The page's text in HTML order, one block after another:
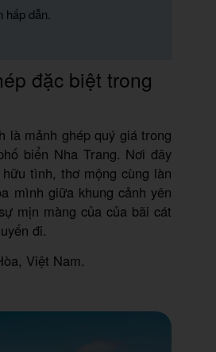
hấp dẫn.
đặc biệt trong
là mảnh ghép quý giá trong
biển Nha Trang. Nơi đây
tình, thơ mộng cùng làn
mình giữa khung cảnh yên
mịn màng của của bãi cát
đi.
Việt Nam.